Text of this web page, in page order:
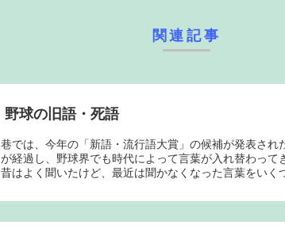
関連記事
野球の旧語・死語
巷では、今年の「新語・流行語大賞」の候補が発表さ
が経過し、野球界でも時代によって言葉が入れ替わって
昔はよく聞いたけど、最近は聞かなくなった言葉をいく